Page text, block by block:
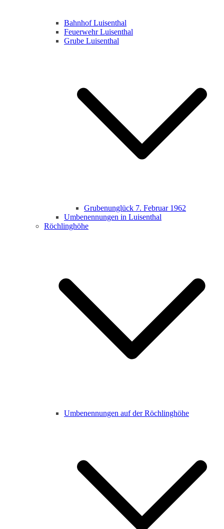
Bahnhof Luisenthal
Feuerwehr Luisenthal
Grube Luisenthal
Grubenunglück 7. Februar 1962
Umbenennungen in Luisenthal
Röchlinghöhe
Umbenennungen auf der Röchlinghöhe